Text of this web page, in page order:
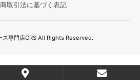
取引法に基づく表記
専門店CRS All Rights Reserved.